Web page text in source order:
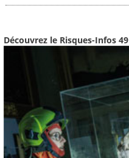
Découvrez le Risques-Infos 49